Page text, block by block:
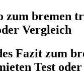
zum bremen
Vergleich
Fazit zum
Test